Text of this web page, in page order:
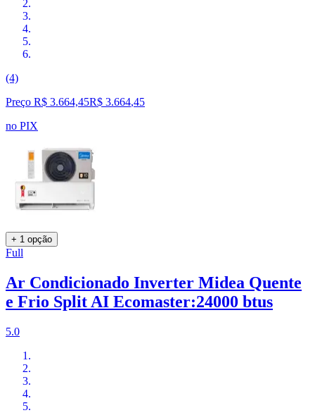
(4)
Preço R$ 3.664,45R$ 3.664,45
no PIX
+ 1 opção
Full
Ar Condicionado Inverter Midea Quente
e Frio Split AI Ecomaster:24000 btus
5.0